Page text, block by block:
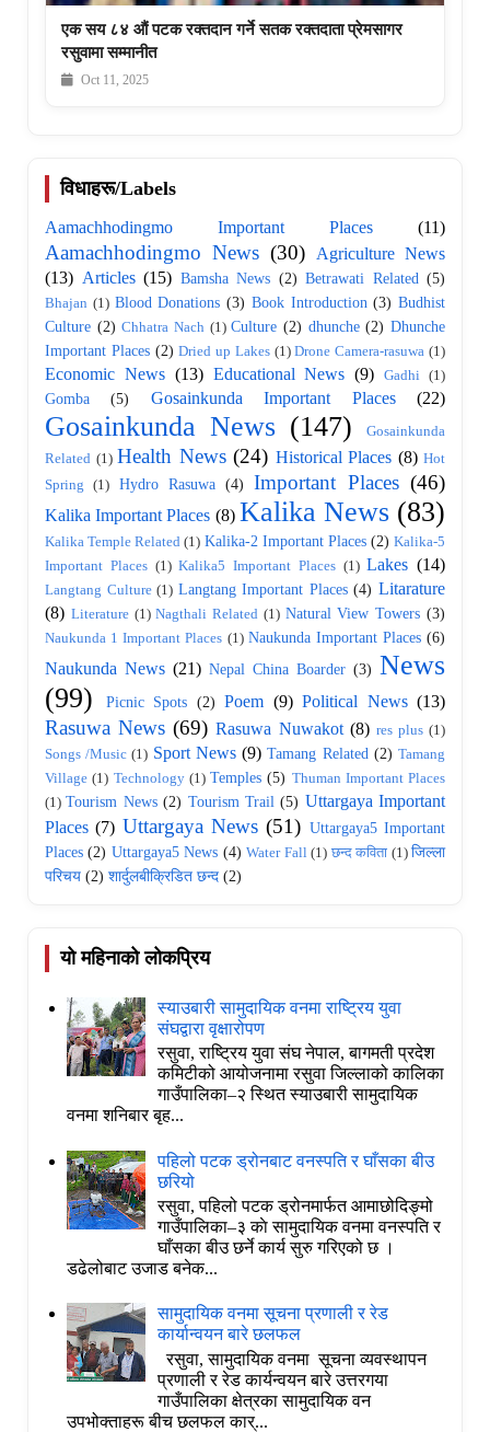
एक सय ८४ औं पटक रक्तदान गर्ने सतक रक्तदाता प्रेमसागर
रसुवामा सम्मानीत
Oct 11, 2025
विधाहरू/Labels
Aamachhodingmo Important Places (11)
Aamachhodingmo News (30)
Agriculture News
(13) Articles (15) Bamsha News (2) Betrawati Related (5)
Bhajan (1) Blood Donations (3) Book Introduction (3) Budhist
Culture (2) Chhatra Nach (1) Culture (2) dhunche (2) Dhunche
Important Places (2) Dried up Lakes (1) Drone Camera-rasuwa (1)
Economic News (13) Educational News (9) Gadhi (1)
Gomba (5) Gosainkunda Important Places (22)
Gosainkunda News (147)
Gosainkunda
Related (1) Health News (24) Historical Places (8) Hot
Spring
(1) Hydro Rasuwa (4) Important Places (46)
Kalika Important Places (8) Kalika News (83)
Kalika Temple Related (1) Kalika-2 Important Places (2) Kalika-5
Important Places (1) Kalika5 Important Places (1) Lakes (14)
Langtang Culture (1) Langtang Important Places (4) Litarature
(8) Literature (1) Nagthali Related (1) Natural View Towers (3)
Naukunda 1 Important Places (1) Naukunda Important Places (6)
Naukunda News (21) Nepal China Boarder (3) News
(99)
Picnic Spots (2) Poem (9) Political News (13)
Rasuwa News (69) Rasuwa Nuwakot (8) res plus (1)
Songs /Music (1) Sport News (9) Tamang Related (2) Tamang
Village (1) Technology (1) Temples (5) Thuman Important Places
(1) Tourism News (2) Tourism Trail (5) Uttargaya Important
Places (7) Uttargaya News (51) Uttargaya5 Important
Places (2) Uttargaya5 News (4) Water Fall (1) छन्द कविता (1) जिल्ला
परिचय (2) शार्दुलबीक्रिडित छन्द (2)
यो महिनाको लोकप्रिय
स्याउबारी सामुदायिक वनमा राष्ट्रिय युवा
संघद्वारा वृक्षारोपण
रसुवा, राष्ट्रिय युवा संघ नेपाल, बागमती प्रदेश
कमिटीको आयोजनामा रसुवा जिल्लाको कालिका
गाउँपालिका–२ स्थित स्याउबारी सामुदायिक
वनमा शनिबार बृह...
पहिलो पटक ड्रोनबाट वनस्पति र घाँसका बीउ
छरियो
रसुवा, पहिलो पटक ड्रोनमार्फत आमाछोदिङ्मो
गाउँपालिका–३ काे सामुदायिक वनमा वनस्पति र
घाँसका बीउ छर्ने कार्य सुरु गरिएको छ ।
डढेलोबाट उजाड बनेक...
सामुदायिक वनमा सूचना प्रणाली र रेड
कार्यान्वयन बारे छलफल
रसुवा, सामुदायिक वनमा सूचना व्यवस्थापन
प्रणाली र रेड कार्यन्वयन बारे उत्तरगया
गाउँपालिका क्षेत्रका सामुदायिक वन
उपभोक्ताहरू बीच छलफल कार्...